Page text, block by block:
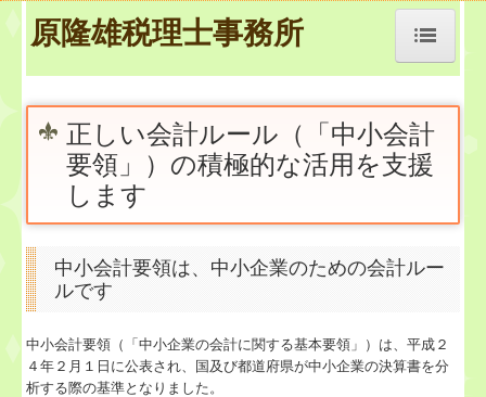
トップページ
TKCシステムQ&A
社長メニューASP版
経営改善オンデマンド講座
経営者お役立ち情報
原隆雄税理士事務所
正しい会計ルール（「中小会計
要領」）の積極的な活用を支援
します
中小会計要領は、中小企業のための会計ルー
ルです
中小会計要領（「中小企業の会計に関する基本要領」）は、平成２
４年２月１日に公表され、国及び都道府県が中小企業の決算書を分
析する際の基準となりました。